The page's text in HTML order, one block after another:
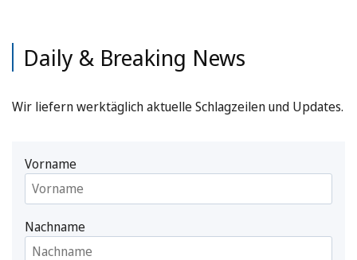
Daily & Breaking News
Wir liefern werktäglich aktuelle Schlagzeilen und Updates.
Vorname
Nachname